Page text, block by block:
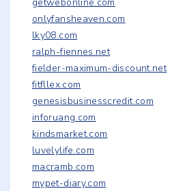
onlyfansheaven.com
lky08.com
ralph-fiennes.net
fielder-maximum-discount.net
fitfllex.com
genesisbusinesscredit.com
inforuang.com
kindsmarket.com
luvelylife.com
macramb.com
mypet-diary.com